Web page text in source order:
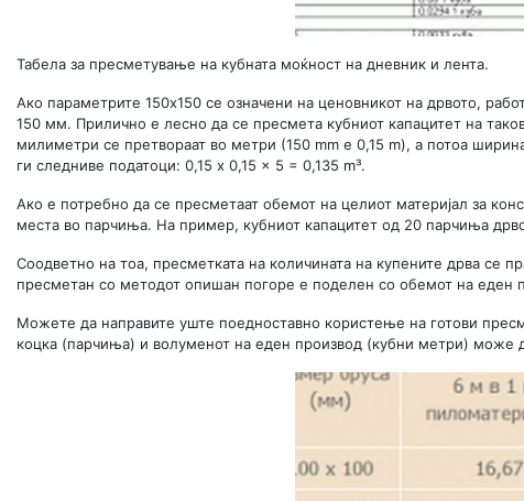
Табела за пресметување на кубната моќност на дневник и лента.
Ако параметрите 150x150 се означени на ценовникот на дрвото,
150 мм. Прилично е лесно да се пресмета кубниот капацитет на
милиметри се претвораат во метри (150 mm е 0,15 m), а потоа
ги следниве податоци: 0,15 x 0,15 x 5 = 0,135 m³.
Ако е потребно да се пресметаат обемот на целиот материјал за
места во парчиња. На пример, кубниот капацитет од 20 парчиња
Соодветно на тоа, пресметката на количината на купените дрва се
пресметан со методот опишан погоре е поделен со обемот на еден
Можете да направите уште поедноставно користење на готови
коцка (парчиња) и волуменот на еден производ (кубни метри) може